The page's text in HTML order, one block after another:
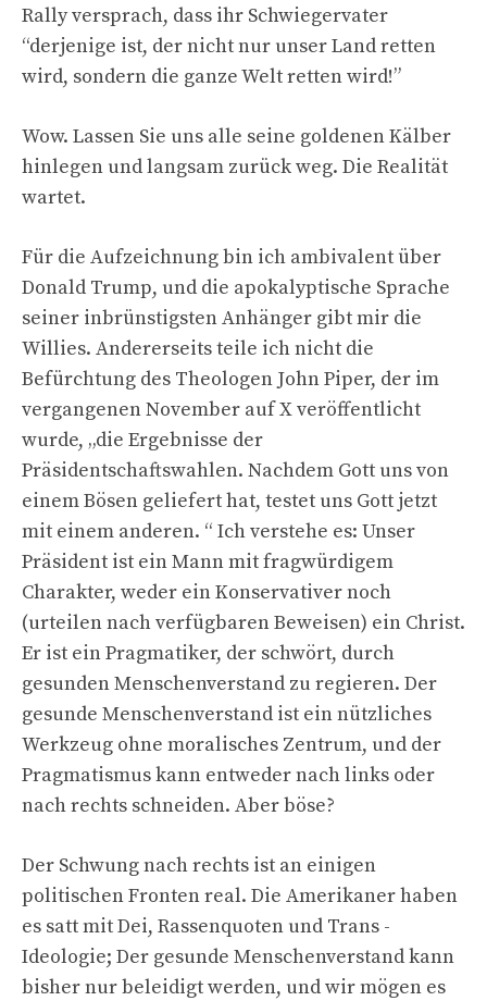
Rally versprach, dass ihr Schwiegervater
“derjenige ist, der nicht nur unser Land retten
wird, sondern die ganze Welt retten wird!”
Wow. Lassen Sie uns alle seine goldenen Kälber
hinlegen und langsam zurück weg. Die Realität
wartet.
Für die Aufzeichnung bin ich ambivalent über
Donald Trump, und die apokalyptische Sprache
seiner inbrünstigsten Anhänger gibt mir die
Willies. Andererseits teile ich nicht die
Befürchtung des Theologen John Piper, der im
vergangenen November auf X veröffentlicht
wurde, „die Ergebnisse der
Präsidentschaftswahlen. Nachdem Gott uns von
einem Bösen geliefert hat, testet uns Gott jetzt
mit einem anderen. “ Ich verstehe es: Unser
Präsident ist ein Mann mit fragwürdigem
Charakter, weder ein Konservativer noch
(urteilen nach verfügbaren Beweisen) ein Christ.
Er ist ein Pragmatiker, der schwört, durch
gesunden Menschenverstand zu regieren. Der
gesunde Menschenverstand ist ein nützliches
Werkzeug ohne moralisches Zentrum, und der
Pragmatismus kann entweder nach links oder
nach rechts schneiden. Aber böse?
Der Schwung nach rechts ist an einigen
politischen Fronten real. Die Amerikaner haben
es satt mit Dei, Rassenquoten und Trans -
Ideologie; Der gesunde Menschenverstand kann
bisher nur beleidigt werden, und wir mögen es